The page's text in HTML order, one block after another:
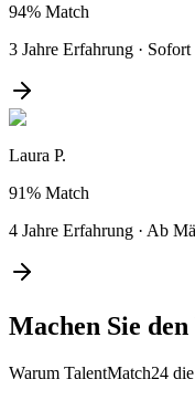
94% Match
3 Jahre Erfahrung · Sofort
Laura P.
91% Match
4 Jahre Erfahrung · Ab
Machen Sie den
Warum TalentMatch24